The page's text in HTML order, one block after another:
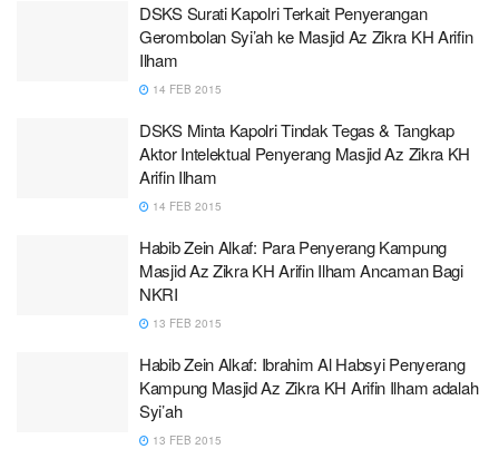
DSKS Surati Kapolri Terkait Penyerangan
Gerombolan Syi’ah ke Masjid Az Zikra KH Arifin
Ilham
14 FEB 2015
DSKS Minta Kapolri Tindak Tegas & Tangkap
Aktor Intelektual Penyerang Masjid Az Zikra KH
Arifin Ilham
14 FEB 2015
Habib Zein Alkaf: Para Penyerang Kampung
Masjid Az Zikra KH Arifin Ilham Ancaman Bagi
NKRI
13 FEB 2015
Habib Zein Alkaf: Ibrahim Al Habsyi Penyerang
Kampung Masjid Az Zikra KH Arifin Ilham adalah
Syi’ah
13 FEB 2015